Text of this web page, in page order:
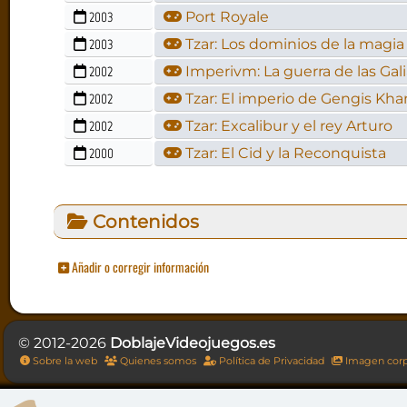
2003 Port Royale
2003 Tzar: Los dominios de la magia
2002 Imperivm: La guerra de las
2002 Tzar: El imperio de Gengis
2002 Tzar: Excalibur y el rey Arturo
2000 Tzar: El Cid y la Reconquista
Contenidos
Añadir o corregir información
© 2012-2026 DoblajeVideojuegos.es
Sobre la web Quienes somos Política de Privacidad Imagen